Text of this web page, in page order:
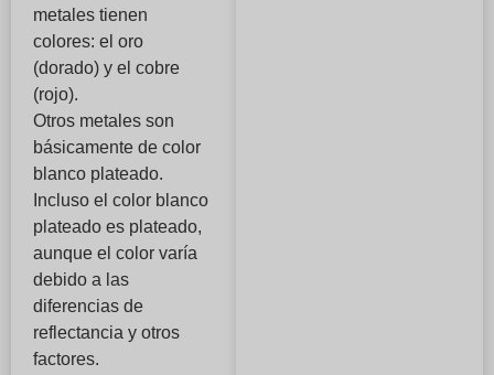
metales tienen
colores: el oro
(dorado) y el cobre
(rojo).
Otros metales son
básicamente de color
blanco plateado.
Incluso el color blanco
plateado es plateado,
aunque el color varía
debido a las
diferencias de
reflectancia y otros
factores.